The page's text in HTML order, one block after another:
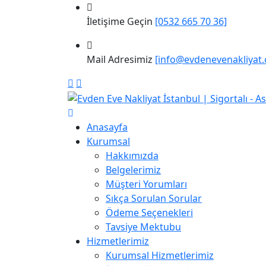
İletişime Geçin [0532 665 70 36]
Mail Adresimiz
Anasayfa
Kurumsal
Hakkımızda
Belgelerimiz
Müşteri Yorumları
Sıkça Sorulan Sorular
Ödeme Seçenekleri
Tavsiye Mektubu
Hizmetlerimiz
Kurumsal Hizmetlerimiz